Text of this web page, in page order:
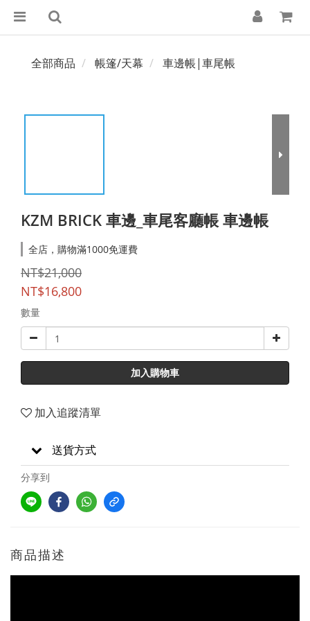
全部商品 帳篷/天幕 車邊帳|車尾帳
KZM BRICK 車邊_車尾客廳帳 車邊帳
全店，購物滿1000免運費
NT$21,000
NT$16,800
數量
加入購物車
加入追蹤清單
送貨方式
分享到
商品描述